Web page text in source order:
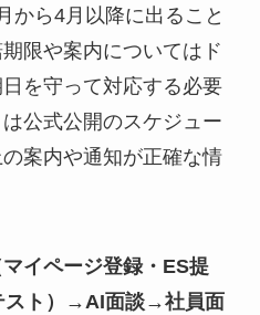
から4月以降に出ること
限や案内についてはド
を守って対応する必要
公式公開のスケジュー
案内や通知が正確な情
イページ登録・ES提
スト）→AI面談→社員面